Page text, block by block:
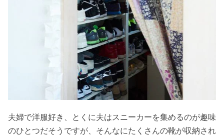
夫婦で洋服好き、とくに夫はスニーカーを集めるのが趣味
のひとつだそうですが、そんなにたくさんの靴が収納され